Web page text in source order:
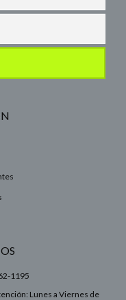
1195
Lunes a Viernes de